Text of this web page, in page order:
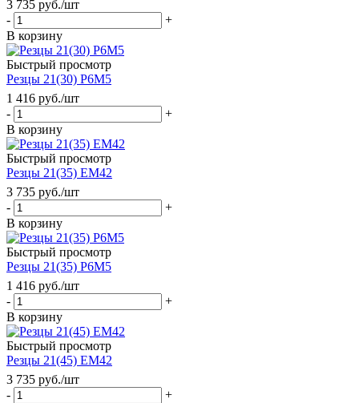
3 735 руб./шт
-
+
В корзину
Быстрый просмотр
Резцы 21(30) Р6М5
1 416 руб./шт
-
+
В корзину
Быстрый просмотр
Резцы 21(35) ЕМ42
3 735 руб./шт
-
+
В корзину
Быстрый просмотр
Резцы 21(35) Р6М5
1 416 руб./шт
-
+
В корзину
Быстрый просмотр
Резцы 21(45) ЕМ42
3 735 руб./шт
-
+